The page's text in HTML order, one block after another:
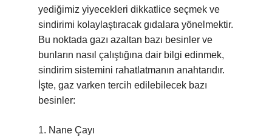
yediğimiz yiyecekleri dikkatlice seçmek ve
sindirimi kolaylaştıracak gıdalara yönelmektir.
Bu noktada gazı azaltan bazı besinler ve
bunların nasıl çalıştığına dair bilgi edinmek,
sindirim sistemini rahatlatmanın anahtarıdır.
İşte, gaz varken tercih edilebilecek bazı
besinler:
1. Nane Çayı